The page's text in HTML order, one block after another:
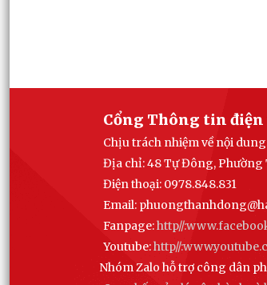
Cổng Thông tin
Chịu trách nhiệm về nội
Địa chỉ: 48 Tự Đông,
Điện thoại: 0978.848.831
Email:
Fanpage:http//
Youtube:http//
Nhóm Zalo hỗ trợ công dân